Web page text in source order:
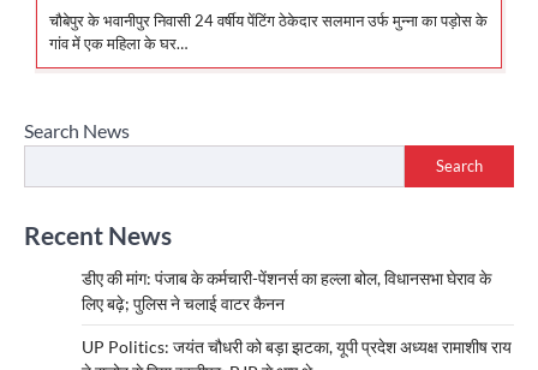
चौबेपुर के भवानीपुर निवासी 24 वर्षीय पेंटिंग ठेकेदार सलमान उर्फ मुन्ना का पड़ोस के
गांव में एक महिला के घर…
Search News
Search
Recent News
डीए की मांग: पंजाब के कर्मचारी-पेंशनर्स का हल्ला बोल, विधानसभा घेराव के
लिए बढ़े; पुलिस ने चलाई वाटर कैनन
UP Politics: जयंत चौधरी को बड़ा झटका, यूपी प्रदेश अध्यक्ष रामाशीष राय